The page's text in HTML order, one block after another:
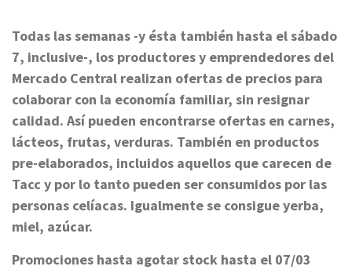
Todas las semanas -y ésta también hasta el sábado
7, inclusive-, los productores y emprendedores del
Mercado Central realizan ofertas de precios para
colaborar con la economía familiar, sin resignar
calidad. Así pueden encontrarse ofertas en carnes,
lácteos, frutas, verduras. También en productos
pre-elaborados, incluidos aquellos que carecen de
Tacc y por lo tanto pueden ser consumidos por las
personas celíacas. Igualmente se consigue yerba,
miel, azúcar.
Promociones hasta agotar stock hasta el 07/03